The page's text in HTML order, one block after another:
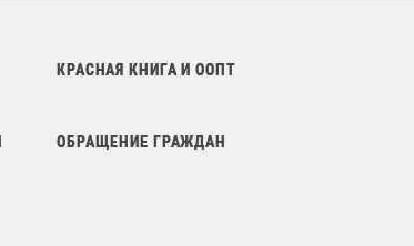
КРАСНАЯ КНИГА И ООПТ
ОБРАЩЕНИЕ ГРАЖДАН